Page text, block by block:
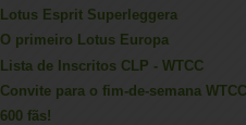
Lotus Esprit Superleggera
O primeiro Lotus Europa
Lista de Inscritos CLP - WTCC
Convite para o fim-de-semana WTCC
600 fãs!